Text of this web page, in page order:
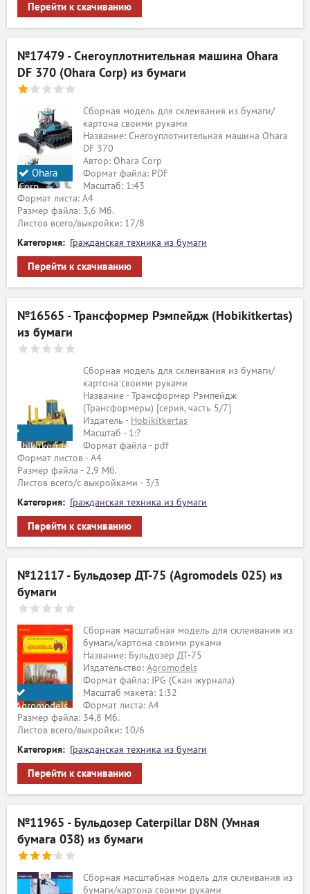
Перейти к скачиванию
№17479 - Снегоуплотнительная машина Ohara
DF 370 (Ohara Corp) из бумаги
Ohara
Corp
Сборная модель для склеивания из бумаги/
картона своими руками
Название: Снегоуплотнительная машина Ohara
DF 370
Автор: Ohara Corp
Формат файла: PDF
Масштаб: 1:43
Формат листа: А4
Размер файла: 3,6 Мб.
Листов всего/выкройки: 17/8
Категория: Гражданская техника из бумаги
Перейти к скачиванию
№16565 - Трансформер Рэмпейдж (Hobikitkertas)
из бумаги
Hobikitkertas
Сборная модель для склеивания из бумаги/
картона своими руками
Название - Трансформер Рэмпейдж
(Трансформеры) [серия, часть 5/7]
Издатель - Hobikitkertas
Масштаб - 1:?
Формат файла - pdf
Формат листов - A4
Размер файла - 2,9 Мб.
Листов всего/с выкройками - 3/3
Категория: Гражданская техника из бумаги
Перейти к скачиванию
№12117 - Бульдозер ДТ-75 (Agromodels 025) из
бумаги
Agromodels
Сборная масштабная модель для склеивания из
бумаги/картона своими руками
Название: Бульдозер ДТ-75
Издательство: Agromodels
Формат файла: JPG (Скан журнала)
Масштаб макета: 1:32
Формат листа: А4
Размер файла: 34,8 Мб.
Листов всего/выкройки: 10/6
Категория: Гражданская техника из бумаги
Перейти к скачиванию
№11965 - Бульдозер Caterpillar D8N (Умная
бумага 038) из бумаги
Сборная масштабная модель для склеивания из
бумаги/картона своими руками